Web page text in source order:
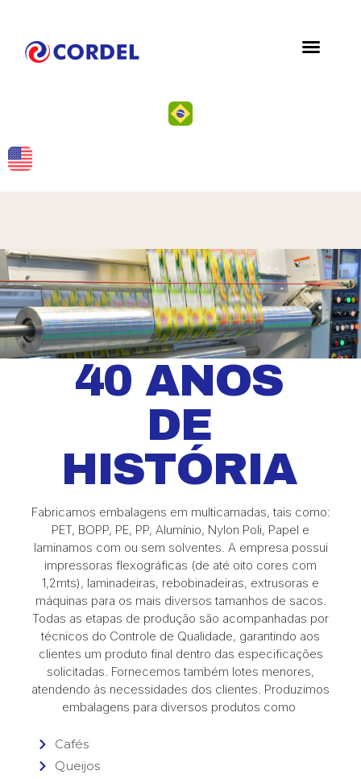
40 ANOS
DE
HISTÓRIA
Fabricamos embalagens em multicamadas, tais como:
PET, BOPP, PE, PP, Alumínio, Nylon Poli, Papel e
laminamos com ou sem solventes. A empresa possui
impressoras flexográficas (de até oito cores com
1,2mts), laminadeiras, rebobinadeiras, extrusoras e
máquinas para os mais diversos tamanhos de sacos.
Todas as etapas de produção são acompanhadas por
técnicos do Controle de Qualidade, garantindo aos
clientes um produto final dentro das especificações
solicitadas. Fornecemos também lotes menores,
atendendo às necessidades dos clientes. Produzimos
embalagens para diversos produtos como
Cafés
Queijos